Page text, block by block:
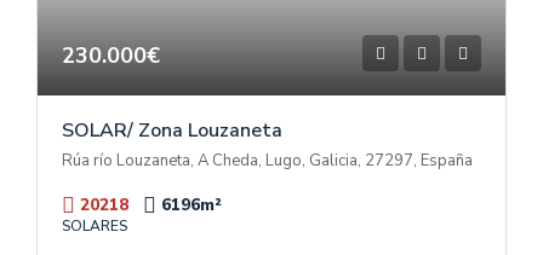
230.000€
SOLAR/ Zona Louzaneta
Rúa río Louzaneta, A Cheda, Lugo, Galicia, 27297, España
20218 6196m²
SOLARES